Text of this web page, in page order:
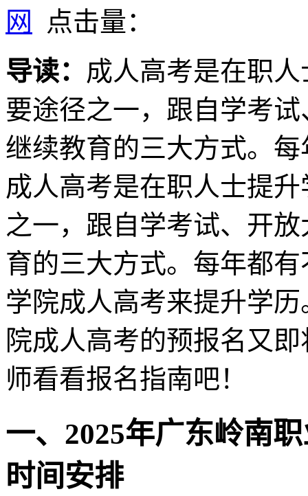
网
点击量：
导读： 成人高考是在职
要途径之一，跟自学考
继续教育的三大方式。
成人高考是在职人士提
之一，跟自学考试、开
育的三大方式。每年都
学院成人高考来提升学
院成人高考的预报名又
师看看报名指南吧！
一、2025年广东岭南
时间安排